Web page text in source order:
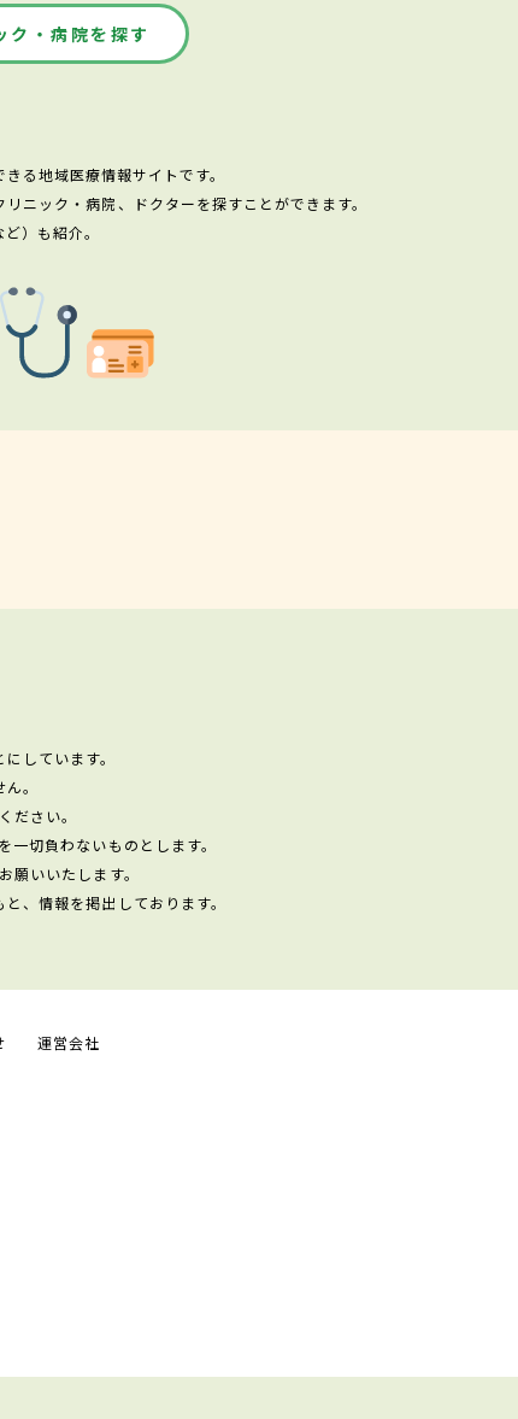
ク・病院を探す
る地域医療情報サイトです。
ニック・病院、ドクターを探すことができます。
）も紹介。
しています。
。
ださい。
切負わないものとします。
いいたします。
、情報を掲出しております。
運営会社